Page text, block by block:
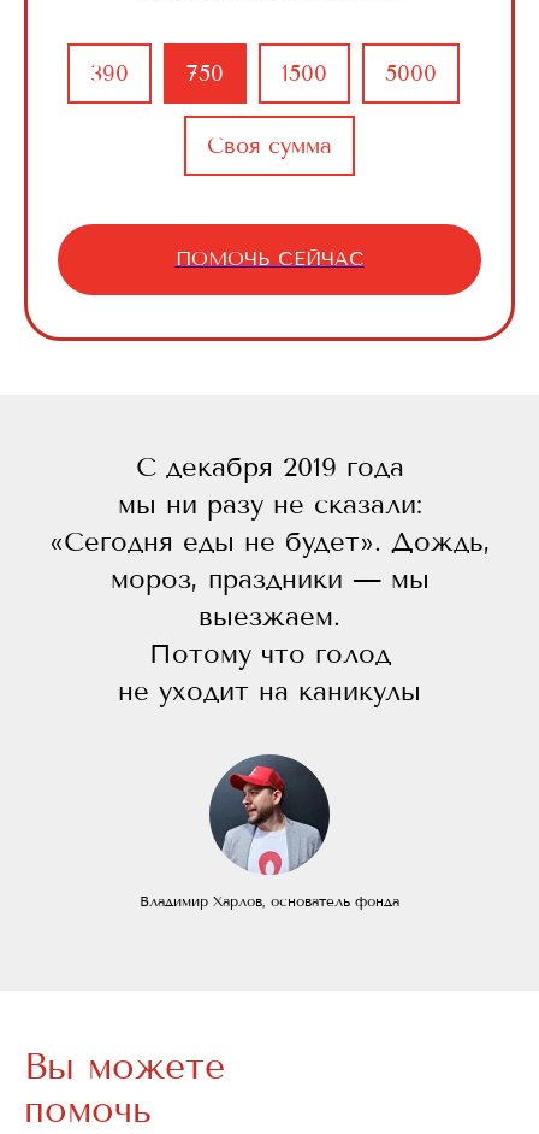
390 750 1500 5000
Своя сумма
ПОМОЧЬ СЕЙЧАС
С декабря 2019 года
мы ни разу не сказали:
«Сегодня еды не будет». Дождь,
мороз, праздники — мы
выезжаем.
Потому что голод
не уходит на каникулы
Владимир Харлов, основатель фонда
Вы можете
помочь